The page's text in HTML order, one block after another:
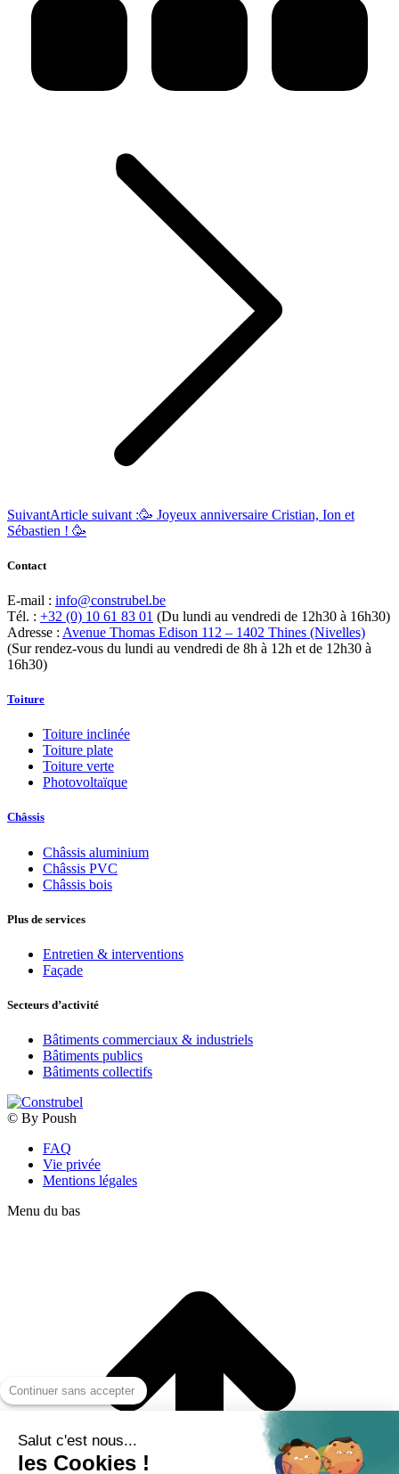
SuivantArticle suivant :🥳 Joyeux anniversaire Cristian, Ion et
Sébastien ! 🥳
Contact
E-mail : info@construbel.be
Tél. : +32 (0) 10 61 83 01 (Du lundi au vendredi de 12h30 à 16h30)
Adresse : Avenue Thomas Edison 112 – 1402 Thines (Nivelles)
(Sur rendez-vous du lundi au vendredi de 8h à 12h et de 12h30 à
16h30)
Toiture
Toiture inclinée
Toiture plate
Toiture verte
Photovoltaïque
Châssis
Châssis aluminium
Châssis PVC
Châssis bois
Plus de services
Entretien & interventions
Façade
Secteurs d’activité
Bâtiments commerciaux & industriels
Bâtiments publics
Bâtiments collectifs
© By Poush
FAQ
Vie privée
Mentions légales
Menu du bas
Continuer sans accepter
Salut c'est nous...
les Cookies !